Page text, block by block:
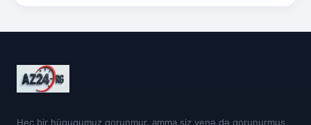
Heç bir hüququmuz qorunmur, amma siz yenə də qorunurmuş